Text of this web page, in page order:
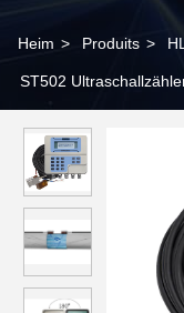
Heim > Produits >
ST502